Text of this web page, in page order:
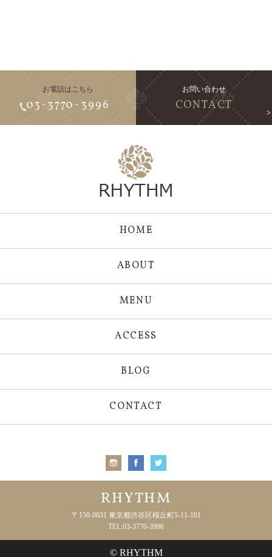
お電話はこちら
03-3770-3996
お問い合わせ
CONTACT
HOME
ABOUT
MENU
ACCESS
BLOG
CONTACT
RHYTHM
〒150-0031 東京都渋谷区桜丘町5-11-101
TEL:03-3770-3996
© RHYTHM